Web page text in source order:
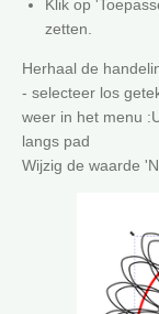
Klik op
zetten.
Herhaal de
- selecteer los
weer in het menu
langs pad
Wijzig de waarde